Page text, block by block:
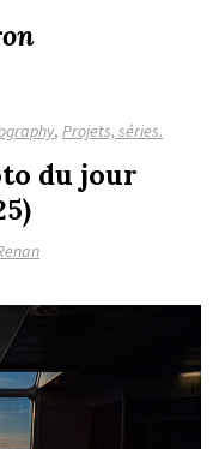
, Projets, séries.
du jour